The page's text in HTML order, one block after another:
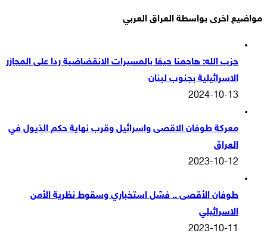
مواضيع اخرى بواسطة العراق العربي
حزب الله: هاجمنا حيفا بالمسيرات الانقضاضية ردا على المجازر
الاسرائيلية بجنوب لبنان
2024-10-13
معركة طوفان الاقصى واسرائيل وقرب نهاية حكم الذيول في
العراق
2023-10-12
طوفان الأقصى .. فشل استخباري وسقوط نظرية الأمن
الاسرائيلي
2023-10-11